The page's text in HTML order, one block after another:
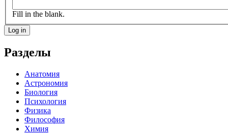
Fill in the blank.
Разделы
Анатомия
Астрономия
Биология
Психология
Физика
Философия
Химия